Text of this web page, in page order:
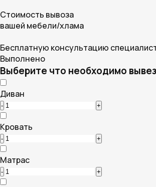
Cтоимость вывоза
вашей мебели/хлама
Бесплатную консультацию
Выполнено
Выберите что необходимо
Диван
- +
Кровать
- +
Матрас
- +